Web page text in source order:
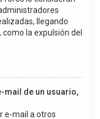
llegando
la expulsión del
mail de un usuario,
e-mail a otros